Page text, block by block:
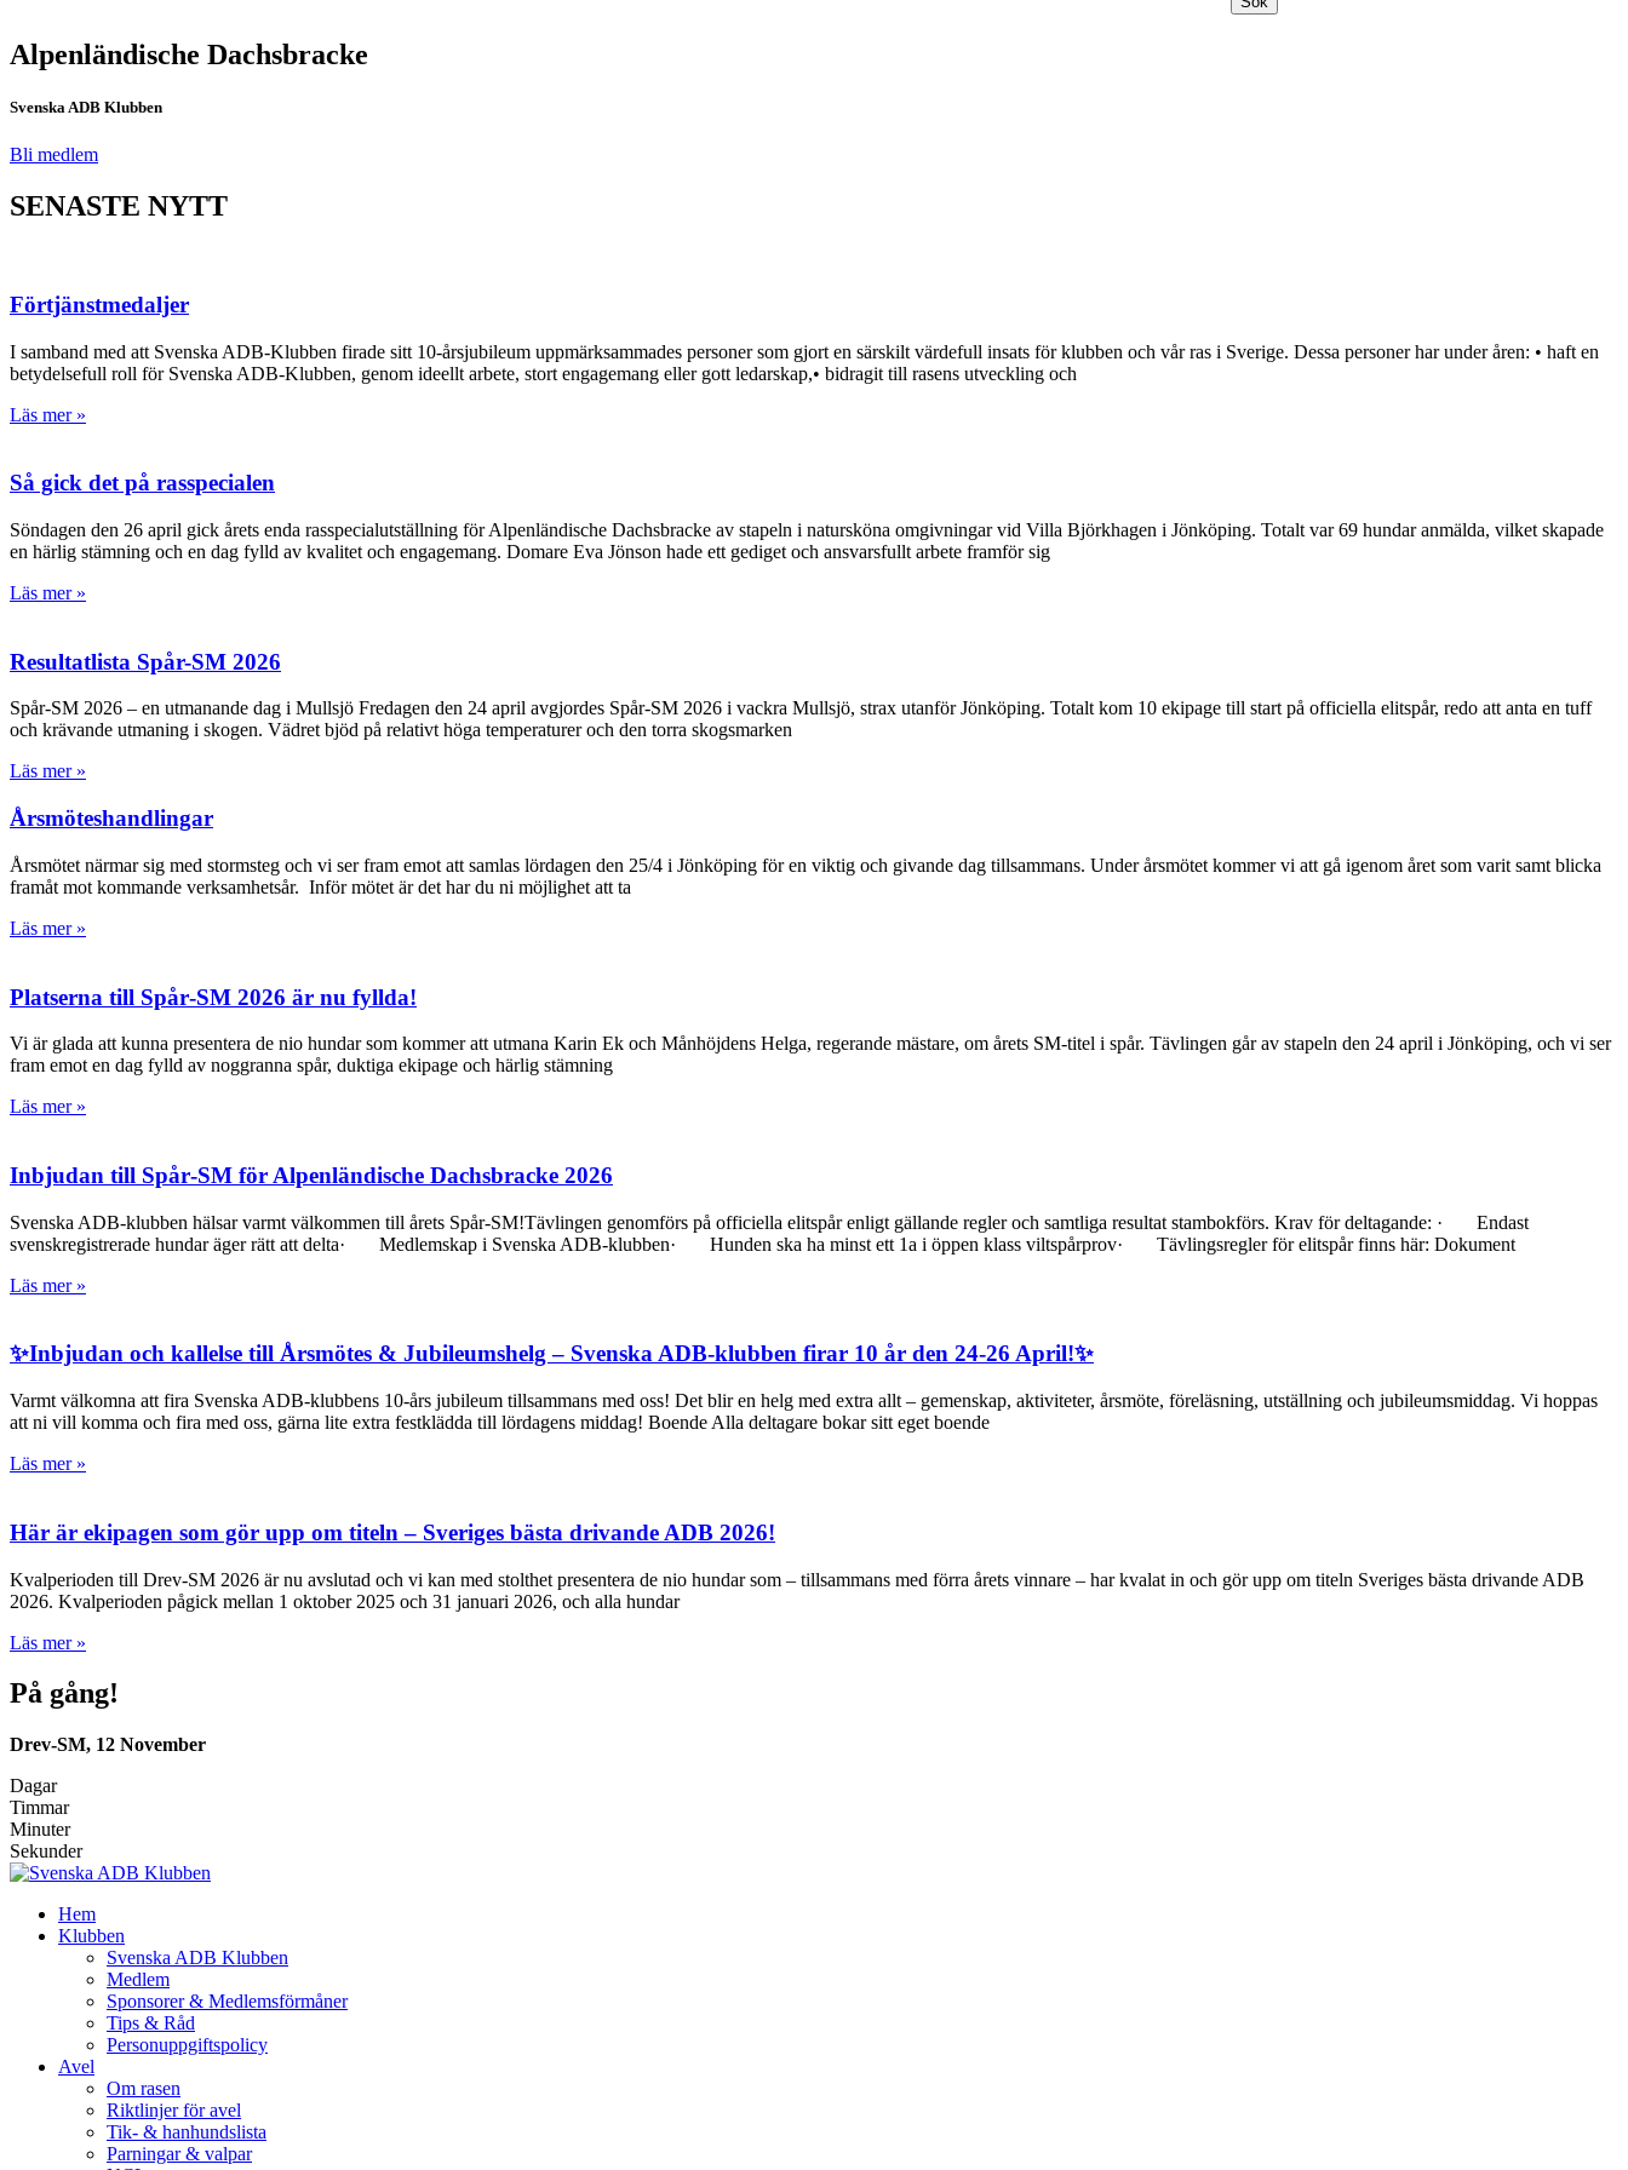
Alpenländische Dachsbracke
Svenska ADB Klubben
Bli medlem
SENASTE NYTT
Förtjänstmedaljer
I samband med att Svenska ADB-Klubben firade sitt 10-årsjubileum uppmärksammades personer som gjort en särskilt värdefull insats för klubben och vår ras i Sverige. Dessa personer har under åren: • haft en
betydelsefull roll för Svenska ADB-Klubben, genom ideellt arbete, stort engagemang eller gott ledarskap,• bidragit till rasens utveckling och
Läs mer »
Så gick det på rasspecialen
Söndagen den 26 april gick årets enda rasspecialutställning för Alpenländische Dachsbracke av stapeln i natursköna omgivningar vid Villa Björkhagen i Jönköping. Totalt var 69 hundar anmälda, vilket skapade
en härlig stämning och en dag fylld av kvalitet och engagemang. Domare Eva Jönson hade ett gediget och ansvarsfullt arbete framför sig
Läs mer »
Resultatlista Spår-SM 2026
Spår-SM 2026 – en utmanande dag i Mullsjö Fredagen den 24 april avgjordes Spår‑SM 2026 i vackra Mullsjö, strax utanför Jönköping. Totalt kom 10 ekipage till start på officiella elitspår, redo att anta en tuff
och krävande utmaning i skogen. Vädret bjöd på relativt höga temperaturer och den torra skogsmarken
Läs mer »
Årsmöteshandlingar
Årsmötet närmar sig med stormsteg och vi ser fram emot att samlas lördagen den 25/4 i Jönköping för en viktig och givande dag tillsammans. Under årsmötet kommer vi att gå igenom året som varit samt blicka
framåt mot kommande verksamhetsår. Inför mötet är det har du ni möjlighet att ta
Läs mer »
Platserna till Spår‑SM 2026 är nu fyllda!
Vi är glada att kunna presentera de nio hundar som kommer att utmana Karin Ek och Månhöjdens Helga, regerande mästare, om årets SM‑titel i spår. Tävlingen går av stapeln den 24 april i Jönköping, och vi ser
fram emot en dag fylld av noggranna spår, duktiga ekipage och härlig stämning
Läs mer »
Inbjudan till Spår‑SM för Alpenländische Dachsbracke 2026
Svenska ADB-klubben hälsar varmt välkommen till årets Spår‑SM!Tävlingen genomförs på officiella elitspår enligt gällande regler och samtliga resultat stambokförs. Krav för deltagande: · Endast
svenskregistrerade hundar äger rätt att delta· Medlemskap i Svenska ADB‑klubben· Hunden ska ha minst ett 1a i öppen klass viltspårprov· Tävlingsregler för elitspår finns här: Dokument
Läs mer »
✨Inbjudan och kallelse till Årsmötes & Jubileumshelg – Svenska ADB-klubben firar 10 år den 24-26 April!✨
Varmt välkomna att fira Svenska ADB-klubbens 10-års jubileum tillsammans med oss! Det blir en helg med extra allt – gemenskap, aktiviteter, årsmöte, föreläsning, utställning och jubileumsmiddag. Vi hoppas
att ni vill komma och fira med oss, gärna lite extra festklädda till lördagens middag! Boende Alla deltagare bokar sitt eget boende
Läs mer »
Här är ekipagen som gör upp om titeln – Sveriges bästa drivande ADB 2026!
Kvalperioden till Drev-SM 2026 är nu avslutad och vi kan med stolthet presentera de nio hundar som – tillsammans med förra årets vinnare – har kvalat in och gör upp om titeln Sveriges bästa drivande ADB
2026. Kvalperioden pågick mellan 1 oktober 2025 och 31 januari 2026, och alla hundar
Läs mer »
På gång!
Drev-SM, 12 November
Dagar
Timmar
Minuter
Sekunder
Hem
Klubben
Svenska ADB Klubben
Medlem
Sponsorer & Medlemsförmåner
Tips & Råd
Personuppgiftspolicy
Avel
Om rasen
Riktlinjer för avel
Tik- & hanhundslista
Parningar & valpar